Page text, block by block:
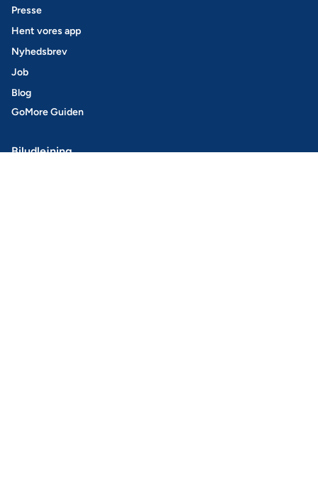
Presse
Hent vores app
Nyhedsbrev
Job
Blog
GoMore Guiden
Biludlejning